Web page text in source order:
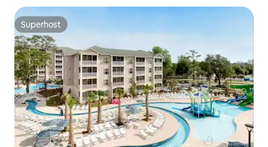
Superhost
Superhost